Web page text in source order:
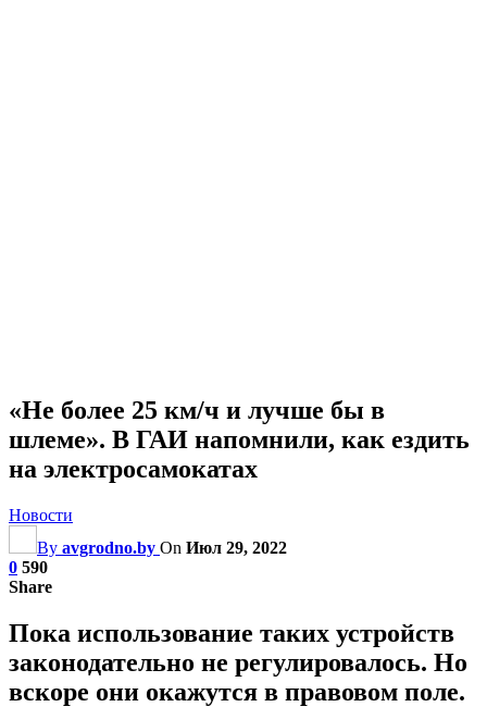
«Не более 25 км/ч и лучше бы в
шлеме». В ГАИ напомнили, как ездить
на электросамокатах
Новости
By avgrodno.by On Июл 29, 2022
0 590
Share
Пока использование таких устройств
законодательно не регулировалось. Но
вскоре они окажутся в правовом поле.